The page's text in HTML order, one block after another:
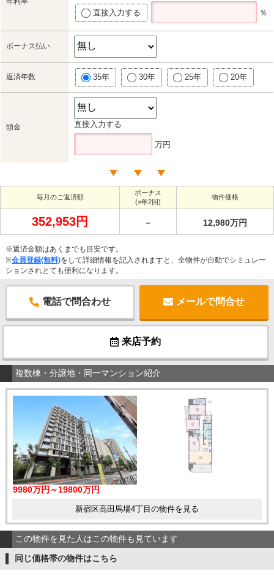
直接入力する ％
ボーナス払い
返済年数 35年 30年 25年 20年
頭金 直接入力する
万円
毎月のご返済額
ボーナス
(×年2回)
物件価格
352,953円 － 12,980万円
※返済金額はあくまでも目安です。
※会員登録(無料)をして詳細情報を記入されますと、全物件が自動でシミュレー
ションされとても便利になります。
電話で問合わせ メールで問合せ
来店予約
複数棟・分譲地・同一マンション紹介
9980万円～19800万円
新宿区高田馬場4丁目の物件を見る
この物件を見た人はこの物件も見ています
同じ価格帯の物件はこちら